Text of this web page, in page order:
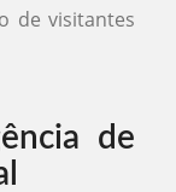
de visitantes
de